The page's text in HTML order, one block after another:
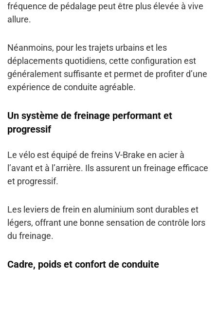
fréquence de pédalage peut être plus élevée à vive
allure.
Néanmoins, pour les trajets urbains et les
déplacements quotidiens, cette configuration est
généralement suffisante et permet de profiter d’une
expérience de conduite agréable.
Un système de freinage performant et
progressif
Le vélo est équipé de freins V-Brake en acier à
l’avant et à l’arrière. Ils assurent un freinage efficace
et progressif.
Les leviers de frein en aluminium sont durables et
légers, offrant une bonne sensation de contrôle lors
du freinage.
Cadre, poids et confort de conduite